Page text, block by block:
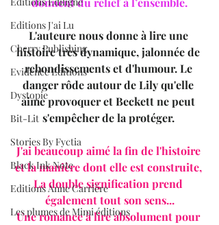
Editions J'ai Lu
Cherry Publishing
Evidence Editions
Dystopie
Bit-Lit
Stories By Fyctia
Black Ink Note
Editions Anne Carrière
Les plumes de Mimi éditions
L'auteure nous donne à lire une
histoire très dynamique, jalonnée de
rebondissements et d'humour. Le
danger rôde autour de Lily qu'elle
aime provoquer et Beckett ne peut
s'empêcher de la protéger.
J'ai beaucoup aimé la fin de l'histoire
et la manière dont elle est construite,
La double signification prend
également tout son sens...
Une romance à lire absolument pour